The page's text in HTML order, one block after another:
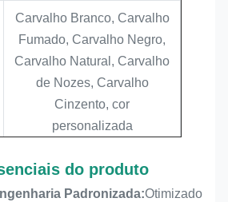
Carvalho Branco, Carvalho
Fumado, Carvalho Negro,
Carvalho Natural, Carvalho
de Nozes, Carvalho
Cinzento, cor
personalizada
PVC, facetas naturais,
facetas de engenharia
do produto
Padronizada:Otimizado